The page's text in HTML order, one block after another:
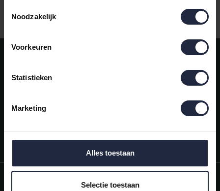
Noodzakelijk
Voorkeuren
Statistieken
Marketing
Alles toestaan
Selectie toestaan
Meld je aan voor onze nieuwsbrief!
AANMELDEN
Snel regelen in je account. Volg je bestelling, betaal facturen of
Vragen?